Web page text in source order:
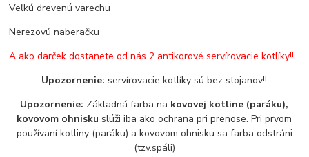
Veľkú drevenú varechu
Nerezovú naberačku
A ako darček dostanete od nás 2 antikorové servírovacie kotlíky!!
Upozornenie: servírovacie kotlíky sú bez stojanov!!
Upozornenie: Základná farba na kovovej kotline (paráku),
kovovom ohnisku slúži iba ako ochrana pri prenose. Pri prvom
používaní kotliny (paráku) a kovovom ohnisku sa farba odstráni
(tzv.spáli)